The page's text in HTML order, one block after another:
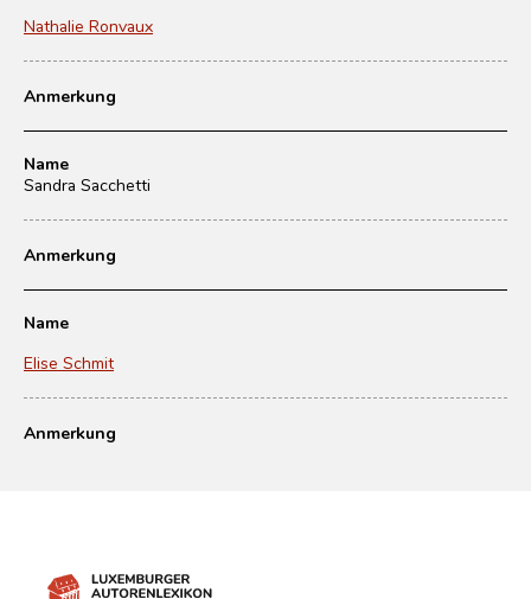
Nathalie Ronvaux
Anmerkung
Name
Sandra Sacchetti
Anmerkung
Name
Elise Schmit
Anmerkung